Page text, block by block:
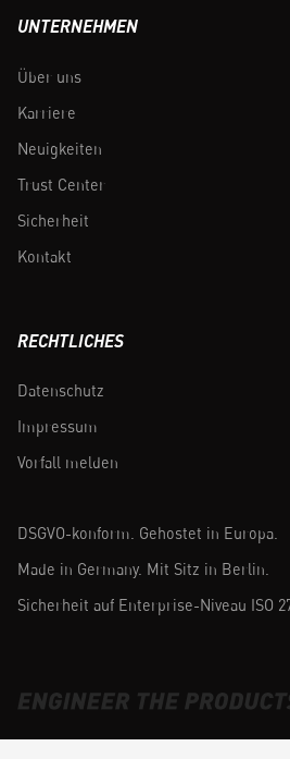
DEUTSCH
UNTERNEHMEN
Über uns
Karriere
Neuigkeiten
Trust Center
Sicherheit
Kontakt
RECHTLICHES
Datenschutz
Impressum
Vorfall melden
DSGVO-konform. Gehostet in Europa.
Made in Germany. Mit Sitz in Berlin.
Sicherheit auf Enterprise-Niveau ISO